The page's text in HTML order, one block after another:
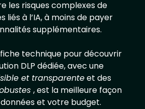
les risques complexes de
liés à l’IA, à moins de payer
supplémentaires.
technique pour découvrir
DLP dédiée, avec une
et transparenteet des
, est la meilleure façon
et votre budget.